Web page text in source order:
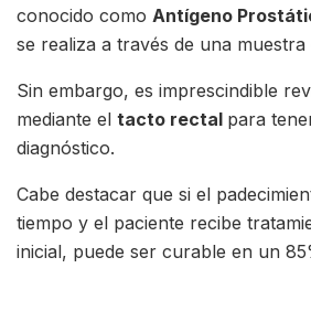
conocido como Antígeno
se realiza a través de una muestra
Sin embargo, es imprescindible
mediante el tacto rectal para
diagnóstico.
Cabe destacar que si el
tiempo y el paciente recibe
inicial, puede ser curable en un